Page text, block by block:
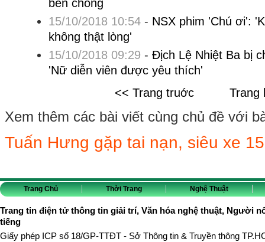
bên chồng
15/10/2018 10:54- NSX phim 'Chú ơi':
không thật lòng'
15/10/2018 09:29 - Địch Lệ Nhiệt Ba bị
'Nữ diễn viên được yêu thích'
<< Trang truớc
Trang
Xem thêm các bài viết cùng chủ đề với
Tuấn Hưng gặp tai nạn, siêu xe
Trang Chủ Thời Trang Nghệ Thuật
Trang tin điện tử thông tin giải trí, Văn hóa nghệ thuật, Người
tiếng
Giấy phép ICP số 18/GP-TTĐT - Sở Thông tin & Truyền thông